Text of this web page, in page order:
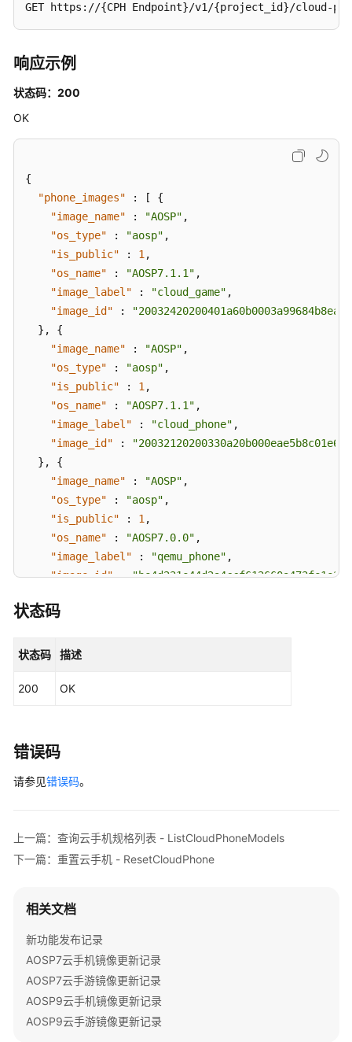
闭
机
StopCloudPhone
机
名
称
-
UpdatePhoneName
手
机
属
性
-
UpdateCloudPhoneProperty
导
出
云
数
恢
-
手
机
导
流
ImportTraffic
扩
容
GET https://{CPH Endpoint}/v1/{project_id}/cloud-
响应示例
状态码：200
OK
{
"phone_images"
: [
{
"image_name"
: "AOSP" ,
"os_type"
: "aosp" ,
"is_public"
: 1 ,
"os_name"
: "AOSP7.1.1" ,
"image_label"
: "cloud_game" ,
"image_id"
:
"20032420200401a60b0003a99684b8ea"
} ,
{
"image_name"
: "AOSP" ,
"os_type"
: "aosp" ,
"is_public"
: 1 ,
"os_name"
: "AOSP7.1.1" ,
"image_label"
: "cloud_phone" ,
"image_id"
:
"20032120200330a20b000eae5b8c01e6"
} ,
{
"image_name"
: "AOSP" ,
"os_type"
: "aosp" ,
"is_public"
: 1 ,
"os_name"
: "AOSP7.0.0" ,
"image_label"
: "qemu_phone" ,
"image_id" : "be4d231e44d2a4ccf612660a473fe1e3"
"page_info"
},
}
状态码
状态码 描述
200 OK
错误码
请参见错误码。
上一篇：查询云手机规格列表 - ListCloudPhoneModels
下一篇：重置云手机 - ResetCloudPhone
相关文档
新功能发布记录
AOSP7云手机镜像更新记录
AOSP7云手游镜像更新记录
AOSP9云手机镜像更新记录
AOSP9云手游镜像更新记录